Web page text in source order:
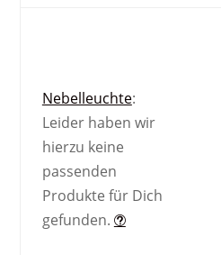
Nebel­leuchte:
Leider haben wir
hierzu keine
passenden
Produkte für Dich
gefunden.